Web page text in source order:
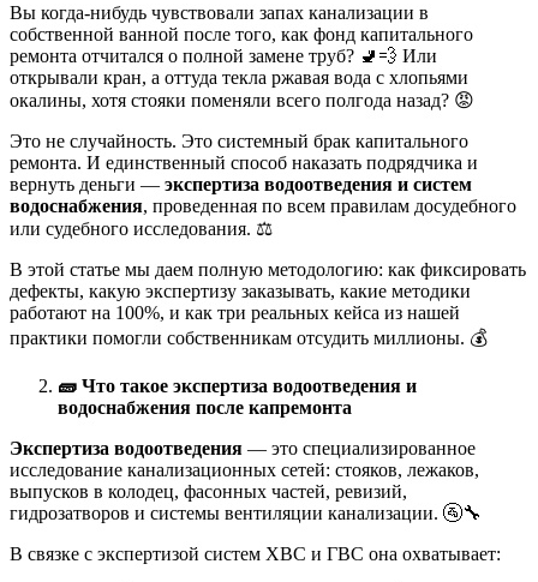
Вы когда-нибудь чувствовали запах канализации в
собственной ванной после того, как фонд капитального
ремонта отчитался о полной замене труб? 🚽💨 Или
открывали кран, а оттуда текла ржавая вода с хлопьями
окалины, хотя стояки поменяли всего полгода назад? 😡
Это не случайность. Это системный брак капитального
ремонта. И единственный способ наказать подрядчика и
вернуть деньги — экспертиза водоотведения и систем
водоснабжения, проведенная по всем правилам досудебного
или судебного исследования. ⚖️
В этой статье мы даем полную методологию: как фиксировать
дефекты, какую экспертизу заказывать, какие методики
работают на 100%, и как три реальных кейса из нашей
практики помогли собственникам отсудить миллионы. 💰
🧱 Что такое экспертиза водоотведения и
водоснабжения после капремонта
Экспертиза водоотведения — это специализированное
исследование канализационных сетей: стояков, лежаков,
выпусков в колодец, фасонных частей, ревизий,
гидрозатворов и системы вентиляции канализации. 🚰🔧
В связке с экспертизой систем ХВС и ГВС она охватывает: